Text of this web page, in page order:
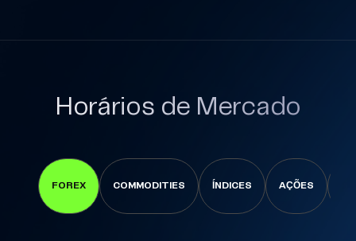
Horários de Mercado
FOREX COMMODITIES ÍNDICES AÇÕES